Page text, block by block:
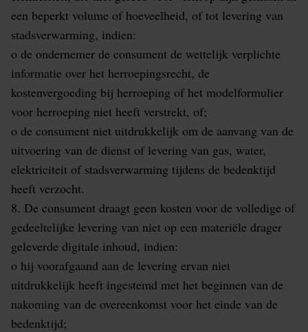
een beperkt volume of hoeveelheid, of tot levering van
stadsverwarming, indien:
o de ondernemer de consument de wettelijk verplichte
informatie over het herroepingsrecht, de
kostenvergoeding bij herroeping of het modelformulier
voor herroeping niet heeft verstrekt, of;
o de consument niet uitdrukkelijk om de aanvang van de
uitvoering van de dienst of levering van gas, water,
elektriciteit of stadsverwarming tijdens de bedenktijd
heeft verzocht.
8. De consument draagt geen kosten voor de volledige of
gedeeltelijke levering van niet op een materiële drager
geleverde digitale inhoud, indien:
o hij voorafgaand aan de levering ervan niet
uitdrukkelijk heeft ingestemd met het beginnen van de
nakoming van de overeenkomst voor het einde van de
bedenktijd;